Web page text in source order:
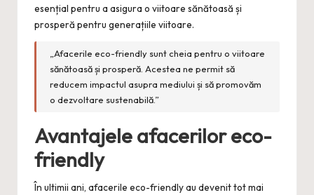
esențial pentru a asigura o viitoare sănătoasă și
prosperă pentru generațiile viitoare.
„Afacerile eco-friendly sunt cheia pentru o viitoare
sănătoasă și prosperă. Acestea ne permit să
reducem impactul asupra mediului și să promovăm
o dezvoltare sustenabilă.”
Avantajele afacerilor eco-
friendly
În ultimii ani, afacerile eco-friendly au devenit tot mai